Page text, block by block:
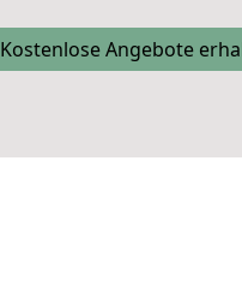
Kostenlose Angebote